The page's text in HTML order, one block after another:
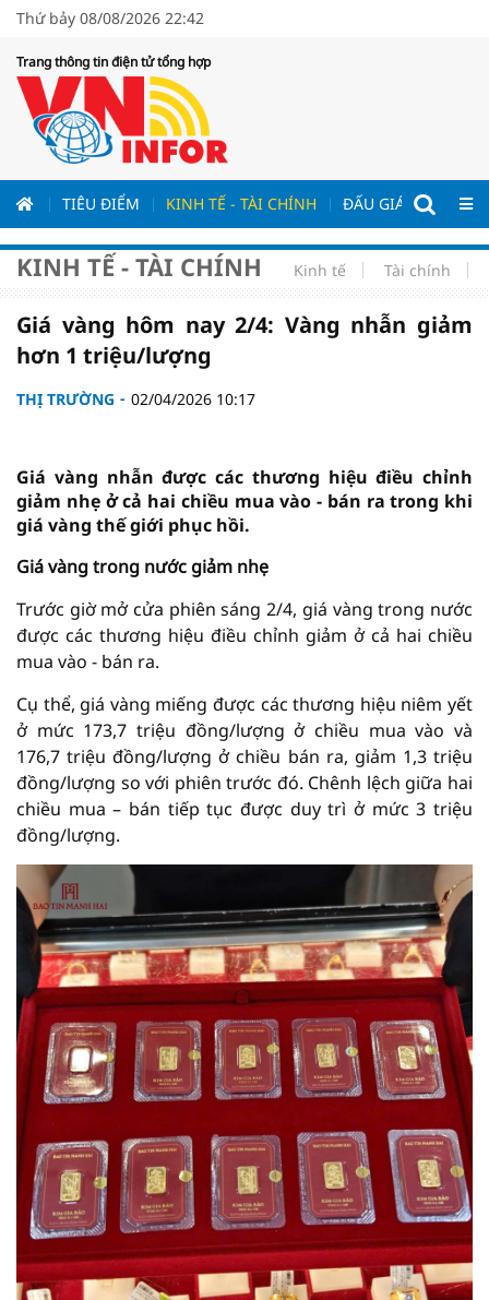
Thứ bảy 08/08/2026 22:42
Trang thông tin điện tử tổng hợp
TIÊU ĐIỂM KINH TẾ - TÀI CHÍNH ĐẤU GIÁ - ĐẤU
KINH TẾ - TÀI CHÍNH Kinh tế Tài chính
Giá vàng hôm nay 2/4: Vàng nhẫn giảm
hơn 1 triệu/lượng
THỊ TRƯỜNG 02/04/2026 10:17
Giá vàng nhẫn được các thương hiệu điều chỉnh
giảm nhẹ ở cả hai chiều mua vào - bán ra trong khi
giá vàng thế giới phục hồi.
Giá vàng trong nước giảm nhẹ
Trước giờ mở cửa phiên sáng 2/4, giá vàng trong nước
được các thương hiệu điều chỉnh giảm ở cả hai chiều
mua vào - bán ra.
Cụ thể, giá vàng miếng được các thương hiệu niêm yết
ở mức 173,7 triệu đồng/lượng ở chiều mua vào và
176,7 triệu đồng/lượng ở chiều bán ra, giảm 1,3 triệu
đồng/lượng so với phiên trước đó. Chênh lệch giữa hai
chiều mua – bán tiếp tục được duy trì ở mức 3 triệu
đồng/lượng.